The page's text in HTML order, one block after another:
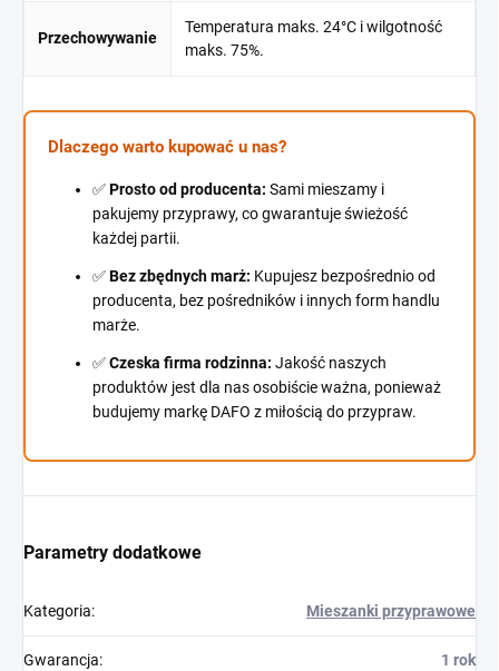
Przechowywanie
Temperatura maks. 24°C i wilgotność
maks. 75%.
Dlaczego warto kupować u nas?
✅Prosto od producenta: Sami mieszamy i
pakujemy przyprawy, co gwarantuje świeżość
każdej partii.
✅Bez zbędnych marż: Kupujesz bezpośrednio od
producenta, bez pośredników i innych form handlu
marże.
✅Czeska firma rodzinna: Jakość naszych
produktów jest dla nas osobiście ważna, ponieważ
budujemy markę DAFO z miłością do przypraw.
Parametry dodatkowe
Kategoria: Mieszanki przyprawowe
Gwarancja: 1 rok